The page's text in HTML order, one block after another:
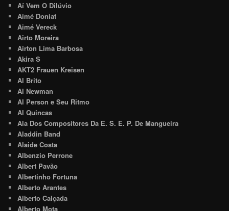
Aí Vem O Dilúvio
Aimé Doniat
Aimé Vereck
Airto Moreira
Airton Lima Barbosa
Akira S
AKT2 Frauen Kreisen
Al Brito
Al Newman
Al Person e Seu Ritmo
Al Quincas
Ala Dos Compositores Da E. S. E. P. De Mangueira
Aladdin Band
Alaide Costa
Albenzio Perrone
Albert Pavão
Albertinho Fortuna
Alberto Arantes
Alberto Calçada
Alberto Mota